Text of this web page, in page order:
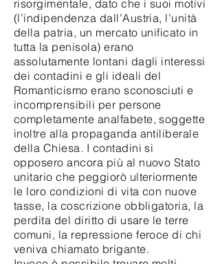
risorgimentale, dato che i suoi motivi
(l’indipendenza dall’Austria, l’unità
della patria, un mercato unificato in
tutta la penisola) erano
assolutamente lontani dagli interessi
dei contadini e gli ideali del
Romanticismo erano sconosciuti e
incomprensibili per persone
completamente analfabete, soggette
inoltre alla propaganda antiliberale
della Chiesa. I contadini si
opposero ancora più al nuovo Stato
unitario che peggiorò ulteriormente
le loro condizioni di vita con nuove
tasse, la coscrizione obbligatoria, la
perdita del diritto di usare le terre
comuni, la repressione feroce di chi
veniva chiamato brigante.